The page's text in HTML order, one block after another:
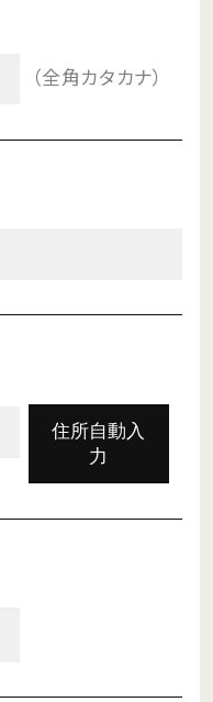
（全角カタカナ）
住所自動入
力